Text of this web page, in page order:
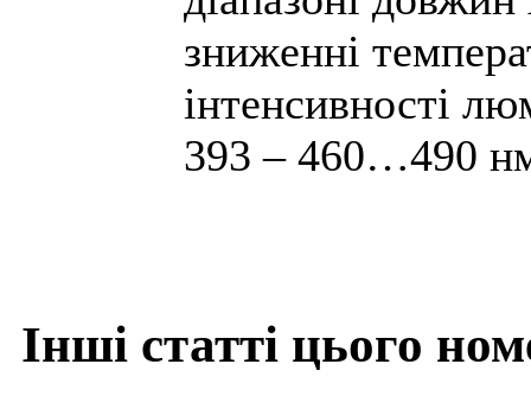
зниженні
інтенсивності
393 – 460…490
Інші статті цього